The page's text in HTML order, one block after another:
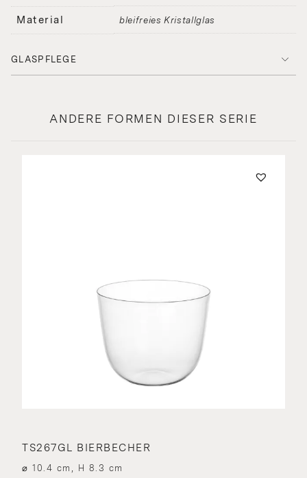
Material bleifreies Kristallglas
GLASPFLEGE
ANDERE FORMEN DIESER SERIE
TS267GL BIERBECHER
⌀ 10.4 cm, H 8.3 cm